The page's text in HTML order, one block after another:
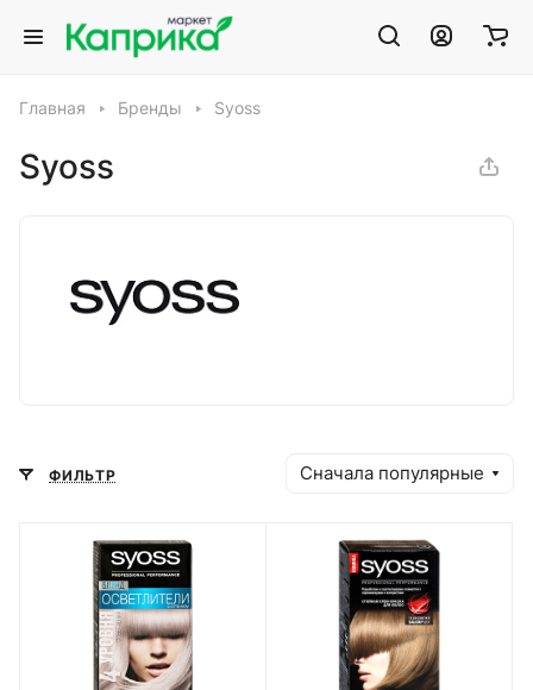
Главная Бренды Syoss
Syoss
ФИЛЬТР Сначала популярные